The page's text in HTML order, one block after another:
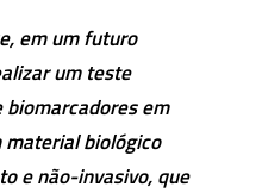
em um futuro
um teste
em
material biológico
e não-invasivo, que